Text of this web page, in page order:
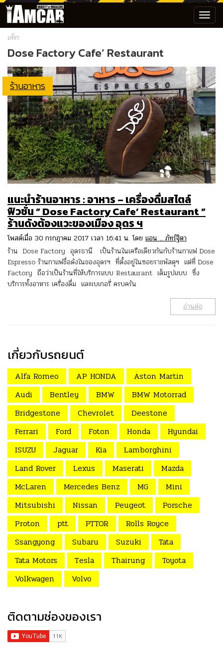
แท็ก:
Dose Factory Cafe’ Restaurant
ร้านอาหาร
แนะนำร้านอาหาร : อาหาร – เครื่องดื่มสไตล์
ฟิวชั่น ” Dose Factory Cafe’ Restaurant ”
ร้านดังต้องแวะของเมือง อุดร ฯ
โพสต์เมื่อ 30 กรกฎาคม 2017 เวลา 16:41 น. โดย แอน .. ภัทร์ฐิตา
ร้าน Dose Factory อุดรธานี เป็นร้านในเครือเดียวกันกับร้านกาแฟ Dose
Espresso ร้านกาแฟชื่อดังในของอุดรฯ ที่ตั้งอยู่ในซอยราชพัสดุฯ แต่ที่ Dose
Factory ถือว่าเป็นร้านที่ให้บริการแบบ Restaurant เต็มรูปแบบ ซึ่ง
บริการทั้งอาหาร เครื่องดื่ม และเบเกอรี่ ครบครัน
อ่านต่อ
เกี่ยวกับรถยนต์
Alfa Romeo AP HONDA
Aston Martin
Audi
Bentley BMW
BMW Motorrad
Bridgestone
Chevrolet
Deestone
Ferrari
Ford Foton Honda
Hyundai
ISUZU
Jaguar Kia
Lamborghini
Land Rover
Lexus Maserati
Mazda
McLaren
Mercedes Benz MG
Mini
Mitsubishi
Nissan Peugeot
Porsche
Proton
ptt PTTOR
Rolls Royce
Ssangyong
Subaru Suzuki
Tata
Tata Motors
Tesla Thairung
Toyota
Volkwagen
Volvo
ติดตามช่องของเรา